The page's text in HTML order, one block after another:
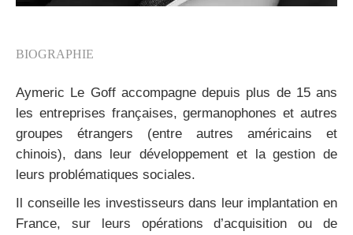
BIOGRAPHIE
Aymeric Le Goff accompagne depuis plus de 15 ans
les entreprises françaises, germanophones et autres
groupes étrangers (entre autres américains et
chinois), dans leur développement et la gestion de
leurs problématiques sociales.
Il conseille les investisseurs dans leur implantation en
France, sur leurs opérations d’acquisition ou de